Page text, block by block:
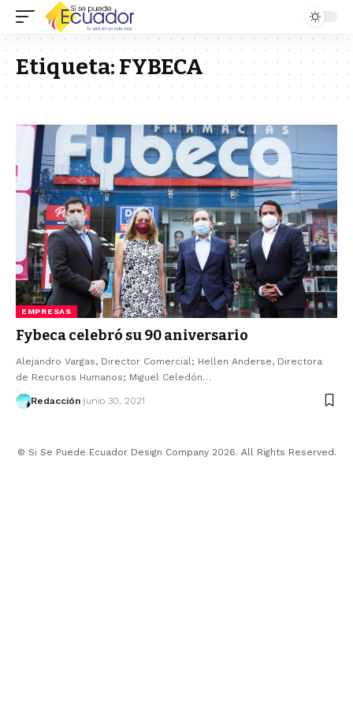
Etiqueta: FYBECA
EMPRESAS
Fybeca celebró su 90 aniversario
Alejandro Vargas, Director Comercial; Hellen Anderse, Directora
de Recursos Humanos; Miguel Celedón…
Redacción junio 30, 2021
© Si Se Puede Ecuador Design Company 2026. All Rights Reserved.